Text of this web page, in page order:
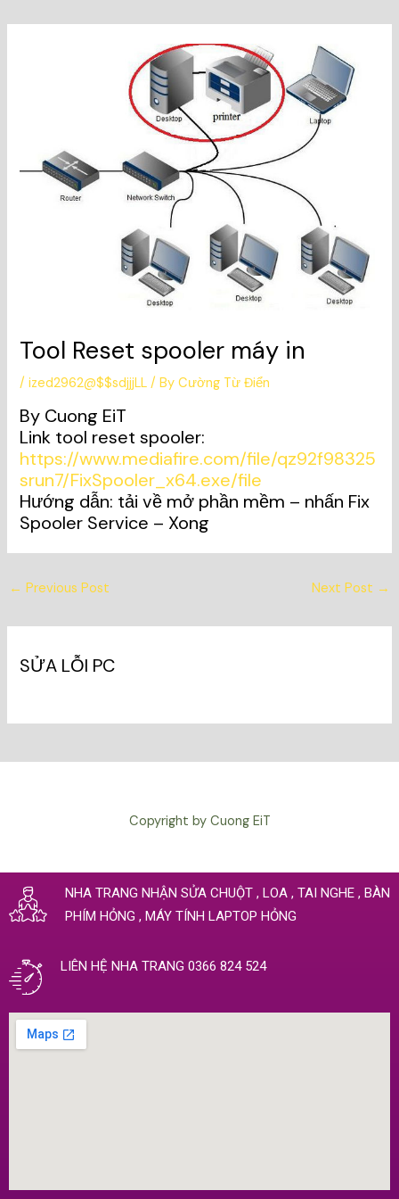
Tool Reset spooler máy in
/ized2962@$$sdjjjLL / ByCường Từ Điển
By Cuong EiT
Link tool reset spooler:
https://www.mediafire.com/file/qz92f98325
srun7/FixSpooler_x64.exe/file
Hướng dẫn: tải về mở phần mềm – nhấn Fix
Spooler Service – Xong
← Previous Post Next Post →
SỬA LỖI PC
Copyright by Cuong EiT
NHA TRANG NHẬN SỬA CHUỘT , LOA , TAI NGHE , BÀN
PHÍM HỎNG , MÁY TÍNH LAPTOP HỎNG
LIÊN HỆ NHA TRANG 0366 824 524